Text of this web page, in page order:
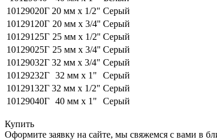
10129020Г 20 мм х 1/2" Серый
10129120Г 20 мм x 3/4'' Серый
10129125Г 25 мм x 1/2'' Серый
10129025Г 25 мм x 3/4'' Серый
10129032Г 32 мм х 3/4" Серый
10129232Г 32 мм х 1"
Серый
10129132Г 32 мм х 1/2" Серый
10129040Г 40 мм х 1" Серый
Купить
Оформите заявку на сайте, мы свяжемся с вами в